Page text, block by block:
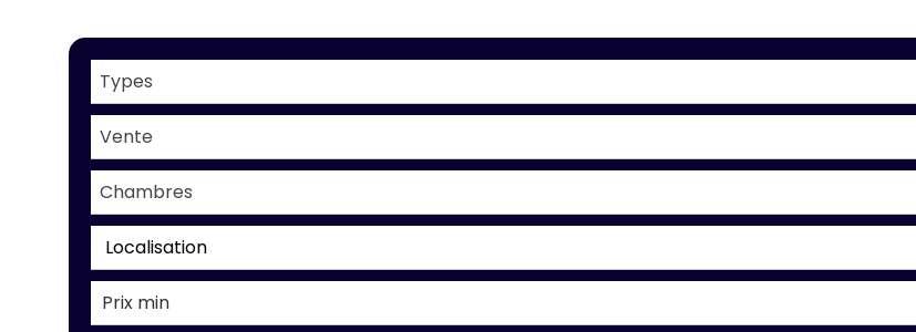
Types
Vente
Chambres
Localisation